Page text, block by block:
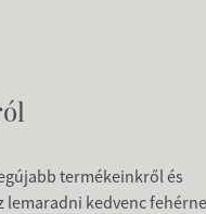
termékeinkről és
lemaradni kedvenc